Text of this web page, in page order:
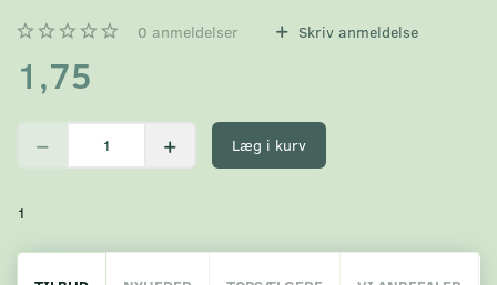
0 anmeldelser Skriv anmeldelse
1,75
Læg i kurv
1